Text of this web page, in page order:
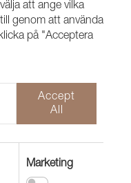
att ange vilka
genom att använda
på "Acceptera
Accept
All
Marketing